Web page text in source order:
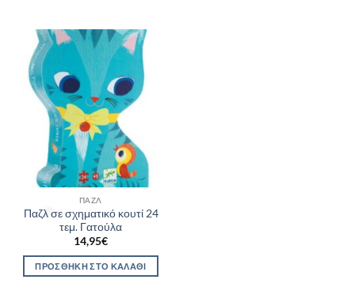
ΠΑΖΛ
Παζλ σε σχηματικό κουτί 24
τεμ. Γατούλα
14,95€
ΠΡΟΣΘΉΚΗ ΣΤΟ ΚΑΛΆΘΙ